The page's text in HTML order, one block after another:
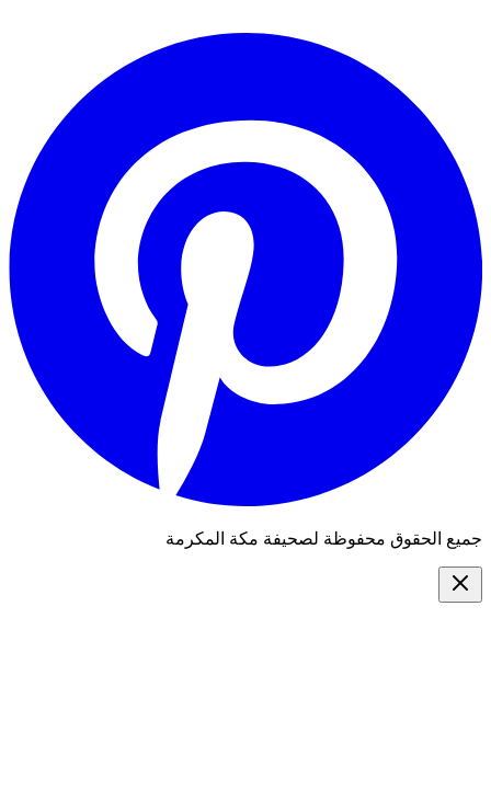
جميع الحقوق محفوظة لصحيفة مكة المكرمة